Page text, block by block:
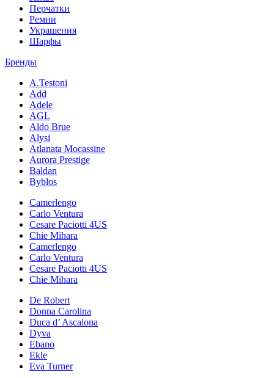
Перчатки
Ремни
Украшения
Шарфы
Бренды
A.Testoni
Add
Adele
AGL
Aldo Brue
Alysi
Atlanata Mocassine
Aurora Prestige
Baldan
Byblos
Camerlengo
Carlo Ventura
Cesare Paciotti 4US
Chie Mihara
Camerlengo
Carlo Ventura
Cesare Paciotti 4US
Chie Mihara
De Robert
Donna Carolina
Duca d’ Ascalona
Dyva
Ebano
Ekle
Eva Turner